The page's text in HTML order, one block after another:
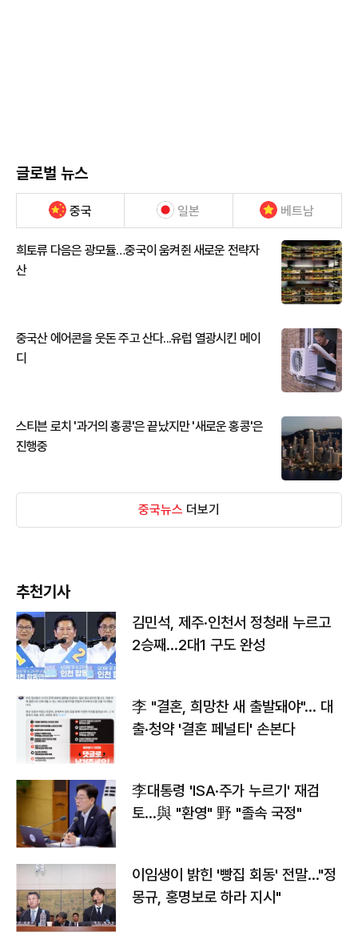
글로벌 뉴스
중국 일본 베트남
희토류 다음은 광모듈…중국이 움켜쥔 새로운 전략자
산
중국산 에어콘을 웃돈 주고 산다...유럽 열광시킨 메이
디
스티븐 로치 '과거의 홍콩'은 끝났지만 '새로운 홍콩'은
진행중
중국뉴스 더보기
추천기사
김민석, 제주·인천서 정청래 누르고
2승째…2대1 구도 완성
李 "결혼, 희망찬 새 출발돼야"… 대
출·청약 '결혼 페널티' 손본다
李대통령 'ISA·주가 누르기' 재검
토…與 "환영" 野 "졸속 국정"
이임생이 밝힌 '빵집 회동' 전말…"정
몽규, 홍명보로 하라 지시"